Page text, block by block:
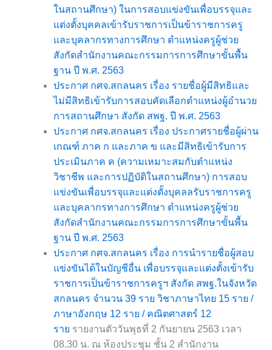
ในสถานศึกษา) ในการสอบแข่งขันเพื่อบรรจุและ
แต่งตั้งบุคคลเข้ารับราชการเป็นข้าราชการครู
และบุคลากรทางการศึกษา ตำแหน่งครูผู้ช่วย
สังกัดสำนักงานคณะกรรมการการศึกษาขั้นพื้น
ฐาน ปี พ.ศ. 2563
ประกาศ กศจ.สกลนคร เรื่อง รายชื่อผู้มีสิทธิและ
ไม่มีสิทธิเข้ารับการสอบคัดเลือกตำแหน่งผู้อำนวย
การสถานศึกษา สังกัด สพฐ. ปี พ.ศ. 2563
ประกาศ กศจ.สกลนคร เรื่อง ประกาศรายชื่อผู้ผ่าน
เกณฑ์ ภาค ก และภาค ข และมีสิทธิเข้ารับการ
ประเมินภาค ค (ความเหมาะสมกับตำแหน่ง
วิชาชีพ และการปฏิบัติในสถานศึกษา) การสอบ
แข่งขันเพื่อบรรจุและแต่งตั้งบุคลลรับราชการครู
และบุคลากรทางการศึกษา ตำแหน่งครูผู้ช่วย
สังกัดสำนักงานคณะกรรมการการศึกษาขั้นพื้น
ฐาน ปี พ.ศ. 2563
ประกาศ กศจ.สกลนคร เรื่อง การนำรายชื่อผู้สอบ
แข่งขันได้ในบัญชีอื่น เพื่อบรรจุและแต่งตั้งเข้ารับ
ราชการเป็นข้าราชการครูฯ สังกัด สพฐ.ในจังหวัด
สกลนคร จำนวน 39 ราย วิชาภาษาไทย 15 ราย /
ภาษาอังกฤษ 12 ราย / คณิตศาสตร์ 12
ราย รายงานตัววันพุธที่ 2 กันยายน 2563 เวลา
08.30 น. ณ ห้องประชุม ชั้น 2 สำนักงาน